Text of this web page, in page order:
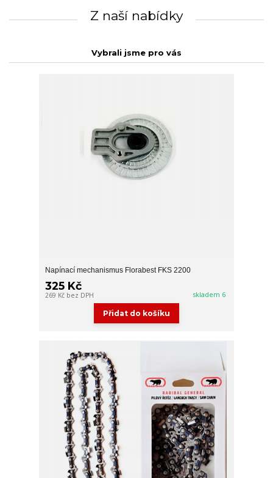
Z naší nabídky
Vybrali jsme pro vás
Napínací mechanismus Florabest FKS 2200
325 Kč
269 Kč bez DPH skladem 6
Přidat do košíku